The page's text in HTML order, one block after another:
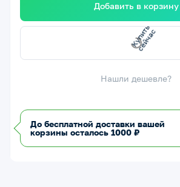
Добавить в корзину
К
у
п
и
т
ь
с
е
й
ч
а
с
Нашли дешевле?
До бесплатной доставки вашей
корзины осталось 1000 ₽